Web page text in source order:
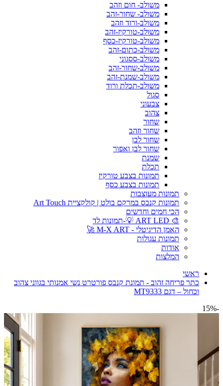
משולב- חום וזהב
משולב- שחור-זהב
משולב-ורוד וזהב
משולב-טורקיז-זהב
משולב-טורקיז-כסף
משולב-כתום-זהב
משולב-ססגוני
משולב-שחור-זהב
משולב-שמנת-זהב
משולב-תכלת ורוד
סגול
צבעוני
צהוב
שחור
שחור וזהב
שחור לבן
שחור לבן ואפור
שמנת
תכלת
תמונות בצבע טורקיז
תמונות בצבע כסף
תמונות מעוצבות
תמונות קנבס במרקם בולט | קולקציית Art Touch
הכי חמים וחדשים
🎨 ART LED 💡-תמונות לד
האמן הדיגיטלי - M-X ART 🚀
תמונות עגולות
אודות
המלצות
ראשי
כתר פריחה זהוב - תמונת קנבס פורטרט נשי אמנותי בגווני צהוב
וכחול – דגם MT9333
-15%